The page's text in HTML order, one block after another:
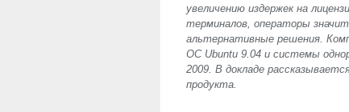
увеличению издержек на
терминалов, операторы
альтернативные решения.
ОС Ubuntu 9.04 и системы
2009. В докладе
продукта.